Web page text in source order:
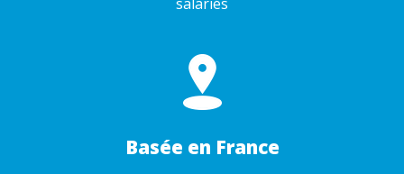
Basée en France